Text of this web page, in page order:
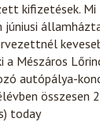
kifizetések.
júniusi
Mészáros
autópálya-
összesen
today